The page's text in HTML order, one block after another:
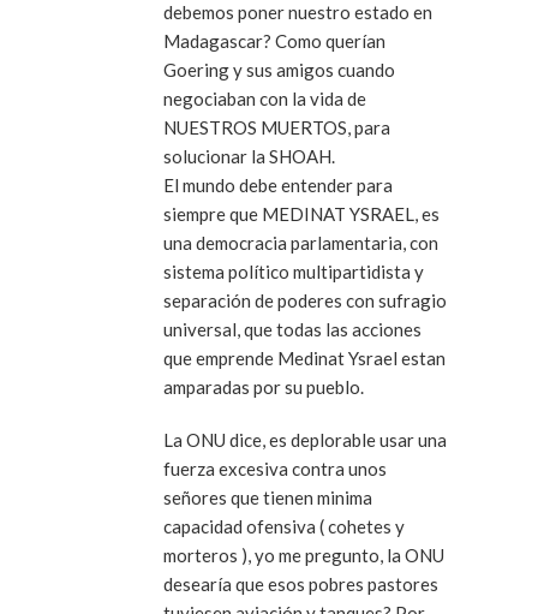
debemos poner nuestro estado en
Madagascar? Como querían
Goering y sus amigos cuando
negociaban con la vida de
NUESTROS MUERTOS, para
solucionar la SHOAH.
El mundo debe entender para
siempre que MEDINAT YSRAEL, es
una democracia parlamentaria, con
sistema político multipartidista y
separación de poderes con sufragio
universal, que todas las acciones
que emprende Medinat Ysrael estan
amparadas por su pueblo.
La ONU dice, es deplorable usar una
fuerza excesiva contra unos
señores que tienen minima
capacidad ofensiva ( cohetes y
morteros ), yo me pregunto, la ONU
desearía que esos pobres pastores